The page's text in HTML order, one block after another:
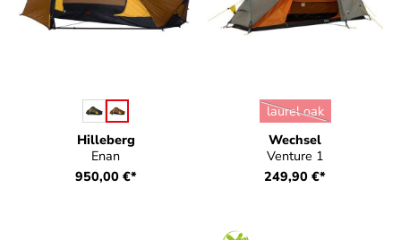
Hilleberg
Enan
Farbeauswählen
950,00 €*
Wechsel
Venture 1
Farbeauswählen
laurel oak
(Diese Option ist
249,90 €*